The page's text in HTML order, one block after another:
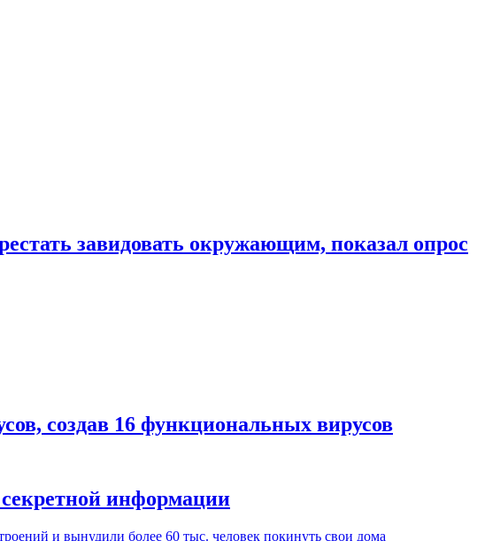
завидовать окружающим, показал опрос
создав 16 функциональных вирусов
информации